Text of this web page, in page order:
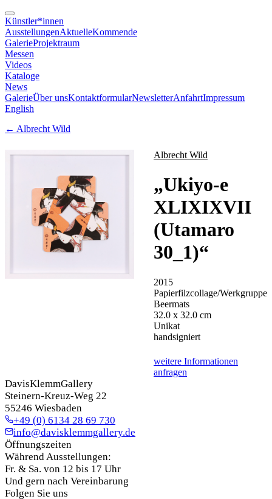
Künstler*innen
AusstellungenAktuelleKommende
GalerieProjektraum
Messen
Videos
Kataloge
News
GalerieÜber unsKontaktformularNewsletterAnfahrtImpressum
English
← Albrecht Wild
Albrecht Wild
„Ukiyo-e
XLIXIXVII
(Utamaro
30_1)“
2015
Papierfilzcollage/Werkgruppe
Beermats
32.0 x 32.0 cm
Unikat
handsigniert
weitere Informationen
anfragen
DavisKlemmGallery
Steinern-Kreuz-Weg 22
55246 Wiesbaden
+49 (0) 6134 28 69 730
info@davisklemmgallery.de
Öffnungszeiten
Während Ausstellungen:
Fr. & Sa. von 12 bis 17 Uhr
Und gern nach Vereinbarung
Folgen Sie uns